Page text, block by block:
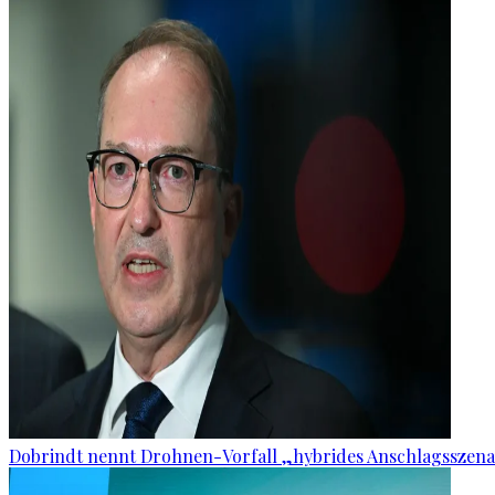
Dobrindt nennt Drohnen-Vorfall „hybrides